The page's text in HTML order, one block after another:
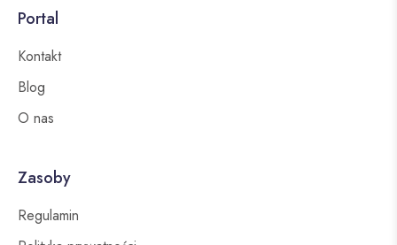
Portal
Kontakt
Blog
O nas
Zasoby
Regulamin